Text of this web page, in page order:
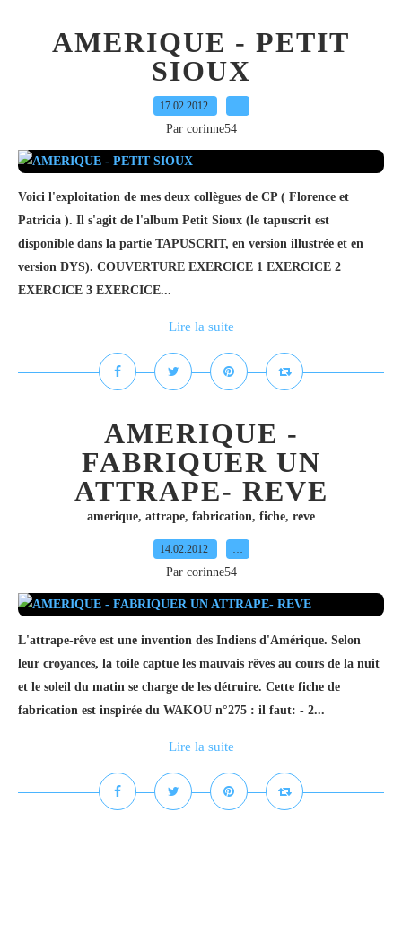
AMERIQUE - PETIT
SIOUX
17.02.2012 …
Par corinne54
Voici l'exploitation de mes deux collègues de CP ( Florence et
Patricia ). Il s'agit de l'album Petit Sioux (le tapuscrit est
disponible dans la partie TAPUSCRIT, en version illustrée et en
version DYS). COUVERTURE EXERCICE 1 EXERCICE 2
EXERCICE 3 EXERCICE...
Lire la suite
AMERIQUE -
FABRIQUER UN
ATTRAPE- REVE
amerique, attrape, fabrication, fiche, reve
14.02.2012 …
Par corinne54
L'attrape-rêve est une invention des Indiens d'Amérique. Selon
leur croyances, la toile captue les mauvais rêves au cours de la nuit
et le soleil du matin se charge de les détruire. Cette fiche de
fabrication est inspirée du WAKOU n°275 : il faut: - 2...
Lire la suite